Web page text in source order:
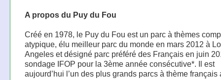
A propos du Puy du Fou
Créé en 1978, le Puy du Fou est un parc à thèmes
atypique, élu meilleur parc du monde en mars 2012 à
Angeles et désigné parc préféré des Français en juin
sondage IFOP pour la 3ème année consécutive*. Il est
aujourd’hui l’un des plus grands parcs à thème français